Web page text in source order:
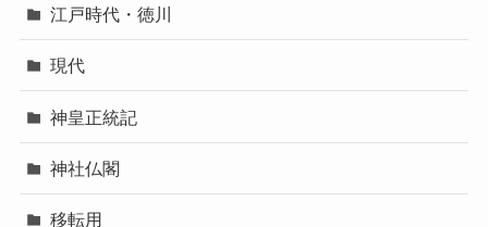
江戸時代・徳川
現代
神皇正統記
神社仏閣
移転用